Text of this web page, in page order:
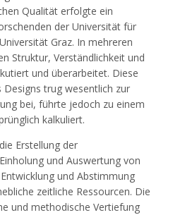
Qualität erfolgte ein
der Universität für
Graz. In mehreren
Struktur, Verständlichkeit und
und überarbeitet. Diese
trug wesentlich zur
bei, führte jedoch zu einem
kalkuliert.
Erstellung der
und Auswertung von
und Abstimmung
zeitliche Ressourcen. Die
und methodische Vertiefung